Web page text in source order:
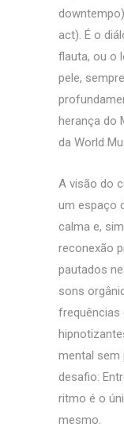
act). É o
flauta, ou o
pele,
herança do
da World
A visão do
um espaço
calma e,
reconexão
pautados
sons
frequências
mental sem
desafio:
ritmo é o
mesmo.